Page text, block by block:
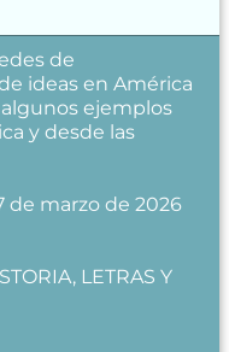
de
ideas en América
algunos ejemplos
y desde las
de marzo de 2026
LETRAS Y